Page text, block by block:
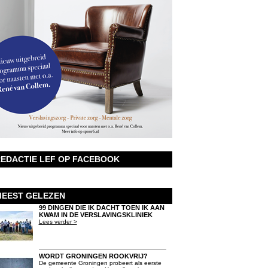
LEF OP FACEBOOK
GELEZEN
99 DINGEN DIE IK DACHT TOEN IK AAN
KWAM IN DE VERSLAVINGSKLINIEK
Lees verder >
WORDT GRONINGEN ROOKVRIJ?
De gemeente Groningen probeert als eerste